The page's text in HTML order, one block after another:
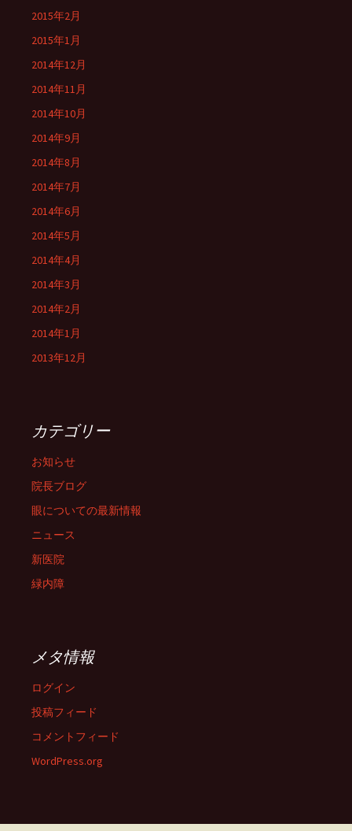
2015年2月
2015年1月
2014年12月
2014年11月
2014年10月
2014年9月
2014年8月
2014年7月
2014年6月
2014年5月
2014年4月
2014年3月
2014年2月
2014年1月
2013年12月
カテゴリー
お知らせ
院長ブログ
眼についての最新情報
ニュース
新医院
緑内障
メタ情報
ログイン
投稿フィード
コメントフィード
WordPress.org